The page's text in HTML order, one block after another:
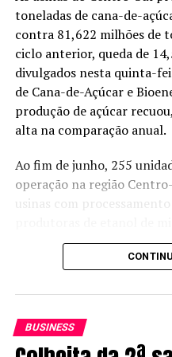
toneladas de cana-de-
contra 81,622 milhões de
ciclo anterior, queda de
divulgados nesta quinta-
de Cana-de-Açúcar e
produção de açúcar
alta na comparação anual.
Ao fim de junho, 255
operação na região
usinas com processamento
Segundo a Unica, a
Recuperáveis (ATR)
de cana, alta de 2,91%
Receba no seu celular
BUSINESS